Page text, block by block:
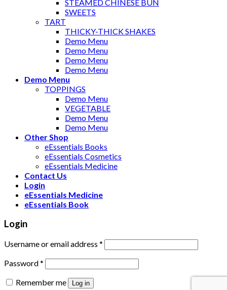
STEAMED CHINESE BUN
SWEETS
TART
THICKY-THICK SHAKES
Demo Menu
Demo Menu
Demo Menu
Demo Menu
Demo Menu
TOPPINGS
Demo Menu
VEGETABLE
Demo Menu
Demo Menu
Other Shop
eEssentials Books
eEssentials Cosmetics
eEssentials Medicine
Contact Us
Login
eEssentials Medicine
eEssentials Book
Login
Username or email address *
Password*
Remember me
Log in